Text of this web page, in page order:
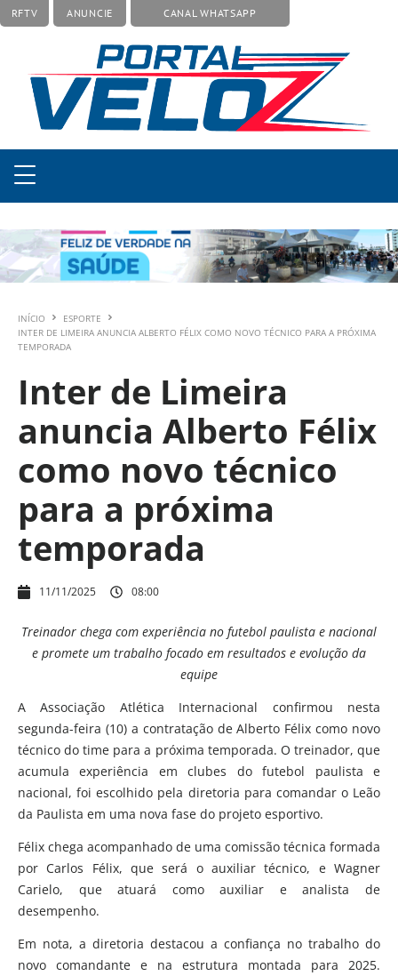
RFTV ANUNCIE CANAL WHATSAPP
INÍCIO
ESPORTE
INTER DE LIMEIRA ANUNCIA ALBERTO FÉLIX COMO NOVO TÉCNICO PARA A PRÓXIMA
TEMPORADA
Inter de Limeira
anuncia Alberto Félix
como novo técnico
para a próxima
temporada
11/11/2025 08:00
Treinador chega com experiência no futebol paulista e nacional
e promete um trabalho focado em resultados e evolução da
equipe
A Associação Atlética Internacional confirmou nesta
segunda-feira (10) a contratação de Alberto Félix como novo
técnico do time para a próxima temporada. O treinador, que
acumula experiência em clubes do futebol paulista e
nacional, foi escolhido pela diretoria para comandar o Leão
da Paulista em uma nova fase do projeto esportivo.
Félix chega acompanhado de uma comissão técnica formada
por Carlos Félix, que será o auxiliar técnico, e Wagner
Carielo, que atuará como auxiliar e analista de
desempenho.
Em nota, a diretoria destacou a confiança no trabalho do
novo comandante e na estrutura montada para 2025.